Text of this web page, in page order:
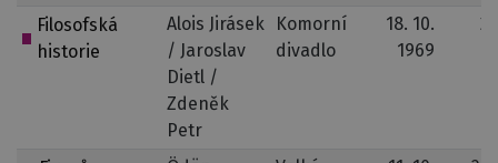
Filosofská
historie
Alois Jirásek
/ Jaroslav
Dietl /
Zdeněk
Petr
Komorní
divadlo
18. 10.
1969